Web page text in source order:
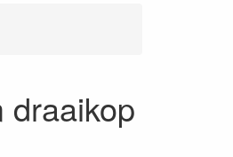
draaikop